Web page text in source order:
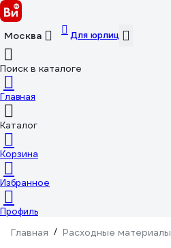
Москва Для юрлиц
Поиск в каталоге
Главная
Каталог
Корзина
Избранное
Профиль
Главная / Расходные материалы